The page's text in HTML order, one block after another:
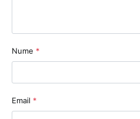
Nume *
Email *